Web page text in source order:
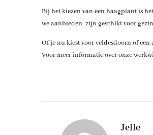
Bij het kiezen van een haagplant is
we aanbieden, zijn geschikt voor
Of je nu kiest voor veldesdoorn of
Voor meer informatie over onze
Jelle